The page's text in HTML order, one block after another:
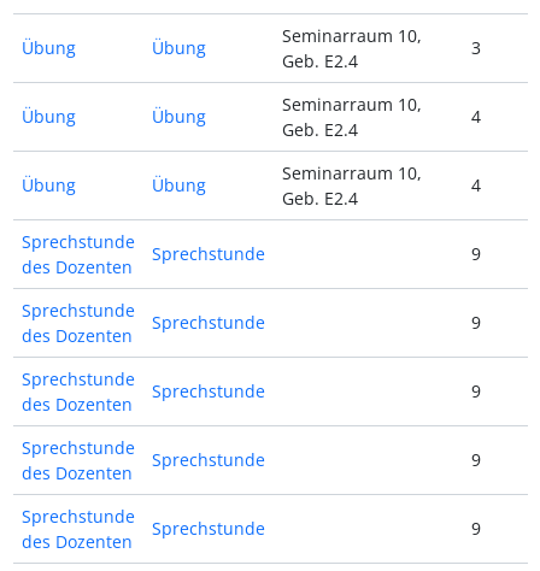
Übung Übung
Seminarraum 10,
Geb. E2.4
3
Übung Übung
Seminarraum 10,
Geb. E2.4
4
Übung Übung
Seminarraum 10,
Geb. E2.4
4
Sprechstunde
des Dozenten
Sprechstunde 9
Sprechstunde
des Dozenten
Sprechstunde 9
Sprechstunde
des Dozenten
Sprechstunde 9
Sprechstunde
des Dozenten
Sprechstunde 9
Sprechstunde
des Dozenten
Sprechstunde 9